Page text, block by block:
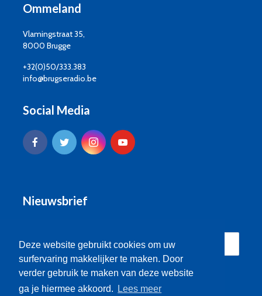
Deze website gebruikt cookies om uw
surfervaring makkelijker te maken. Door
verder gebruik te maken van deze website
ga je hiermee akkoord.
Lees meer
Ommeland
Vlamingstraat 35,
8000 Brugge
+32(0)50/333.383
info@brugseradio.be
Social Media
Nieuwsbrief